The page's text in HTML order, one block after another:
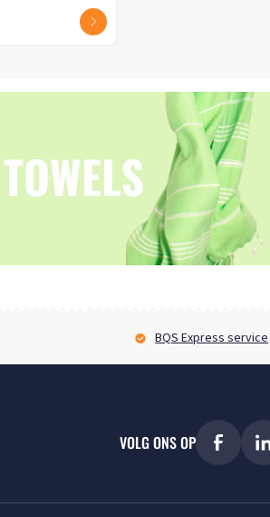
2 - 3 werkdagen
BQS Express service
VOLG ONS OP